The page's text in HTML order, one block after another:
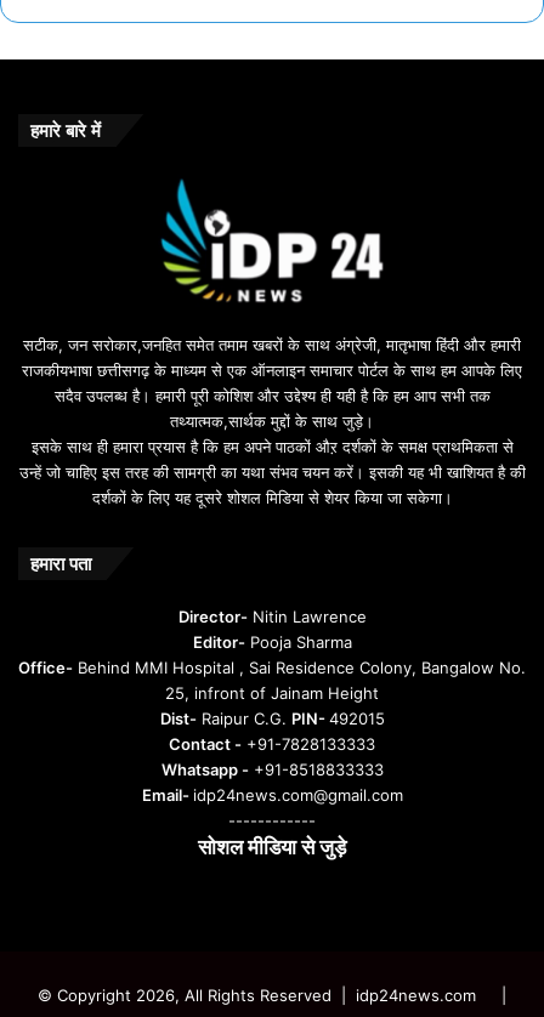
हमारे बारे में
सटीक, जन सरोकार,जनहित समेत तमाम खबरों के साथ अंग्रेजी, मातृभाषा हिंदी और हमारी
राजकीयभाषा छत्तीसगढ़ के माध्यम से एक ऑनलाइन समाचार पोर्टल के साथ हम आपके लिए
सदैव उपलब्ध है। हमारी पूरी कोशिश और उद्देश्य ही यही है कि हम आप सभी तक
तथ्यात्मक,सार्थक मुद्दों के साथ जुड़े।
इसके साथ ही हमारा प्रयास है कि हम अपने पाठकों औऱ दर्शकों के समक्ष प्राथमिकता से
उन्हें जो चाहिए इस तरह की सामग्री का यथा संभव चयन करें। इसकी यह भी खाशियत है की
दर्शकों के लिए यह दूसरे शोशल मिडिया से शेयर किया जा सकेगा।
हमारा पता
Director-Nitin Lawrence
Editor-Pooja Sharma
Office- Behind MMI Hospital , Sai Residence Colony, Bangalow No.
25, infront of Jainam Height
Dist-Raipur C.G. PIN-492015
Contact - +91-7828133333
Whatsapp -+91-8518833333
Email- idp24news.com@gmail.com
------------
सोशल मीडिया से जुड़े
© Copyright 2026, All Rights Reserved | idp24news.com